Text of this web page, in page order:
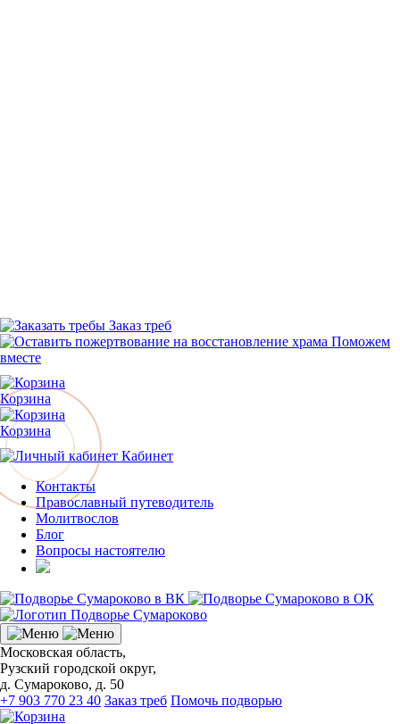
Заказ треб
Поможем
вместе
Корзина
Корзина
Кабинет
Контакты
Православный путеводитель
Молитвослов
Блог
Вопросы настоятелю
Московская область,
Рузский городской округ,
д. Сумароково, д. 50
+7 903 770 23 40 Заказ треб Помочь подворью